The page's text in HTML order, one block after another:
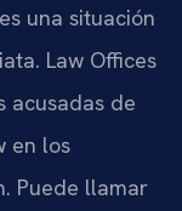
una situación
Law Offices
acusadas de
en los
Puede llamar